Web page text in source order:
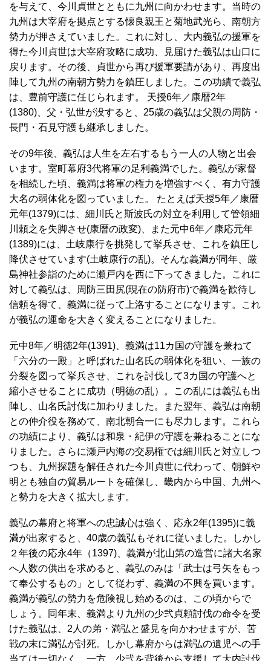
を与えて、今川貞世とともに九州に向かわせます。当時の
九州は大宰府を拠点とする懐良親王と菊地武光ら、南朝方
勢力が押さえていました。これに対し、大内義弘の援軍を
得た今川貞世は大宰府攻略に成功、見届けた義弘は山口に
戻ります。その後、貞世から再び援軍要請があり、再度出
陣して九州の南朝方勢力を鎮圧しました。この功績で義弘
は、豊前守護に任じられます。 天授6年／康暦2年
(1380)、父・弘世が没すると、25歳の義弘は父親の周防・
長門・石見守護も継承しました。
その9年後、義弘は人生を左右するもう一人の人物と出会
います。室町幕府3代将軍の足利義満でした。義弘が家督
を相続した頃、義満は将軍の権力を増強すべく、有力守護
大名の弱体化を図っていました。 たとえば天授5年／康暦
元年(1379)には、細川氏と斯波氏の対立を利用して管領細
川頼之を失脚させ(康暦の政変)、また元中6年／康応元年
(1389)には、土岐康行を挑発して挙兵させ、これを鎮圧し
降伏させています(土岐康行の乱)。そんな義満が同年、厳
島神社参詣のために瀬戸内を西に下ってきました。これに
対して義弘は、周防三田尻(現在の防府市)で義満を歓待し
信頼を得て、義満に従って上洛することになります。これ
が義弘の運命を大きく変えることになりました。
元中8年／明徳2年(1391)、義満は11カ国の守護を兼ねて
「六分の一殿」と呼ばれた山名氏の弱体化を狙い、一族の
分裂を図って挙兵させ、これを討伐して3カ国の守護へと
縮小させることに成功（明徳の乱）。この乱には義弘も出
陣し、山名氏討伐に加わりました。また翌年、義弘は南朝
との仲介役を務めて、南北朝合一にも尽力します。これら
の功績により、義弘は和泉・紀伊の守護を兼ねることにな
りました。さらに瀬戸内海の交易権では細川氏と対立しつ
つも、九州探題を解任された今川貞世に代わって、朝鮮や
明とも独自の貿易ルートを確保し、畿内から中国、九州へ
と勢力を大きく拡大します。
義弘の幕府と将軍への忠誠心は強く、応永2年(1395)に義
満が出家すると、40歳の義弘もそれに従いました。しかし
２年後の応永4年（1397)、義満が北山第の造営に諸大名家
へ人数の供出を求めると、義弘のみは「武士は弓矢をもっ
て奉公するもの」として従わず、義満の不興を買います。
義満が義弘の勢力を危険視し始めるのは、この頃からで
しょう。同年末、義満より九州の少弐貞頼討伐の命令を受
けた義弘は、2人の弟・満弘と盛見を向かわせますが、苦
戦の末に満弘が討死。しかし幕府からは満弘の遺児への手